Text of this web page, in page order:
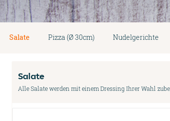
Salate Pizza (Ø 30cm) Nudelgerichte
Salate
Alle Salate werden mit einem Dressing Ihrer Wahl